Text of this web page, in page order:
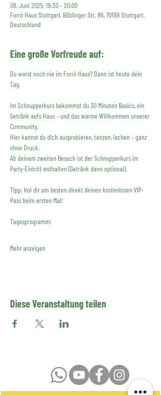
08. Juni 2025, 19:30 – 20:00
Forró Haus Stuttgart, Böblinger Str. 86, 70199 Stuttgart,
Deutschland
Eine große Vorfreude auf:
Du warst noch nie im Forró Haus? Dann ist heute dein
Tag.
Im Schnupperkurs bekommst du 30 Minuten Basics, ein
Getränk aufs Haus – und das warme Willkommen unserer
Community.
Hier kannst du dich ausprobieren, tanzen, lachen – ganz
ohne Druck.
Ab deinem zweiten Besuch ist der Schnupperkurs im
Party-Eintritt enthalten (Getränk dann optional).
Tipp: Hol dir am besten direkt deinen kostenlosen VIP-
Pass beim ersten Mal!
Tagesprogramm:
Mehr anzeigen
Diese Veranstaltung teilen